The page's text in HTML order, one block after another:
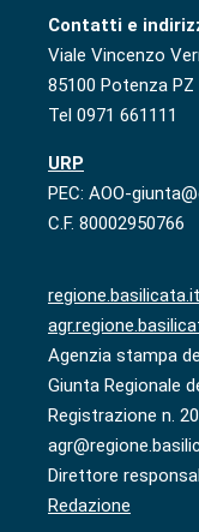
Contatti e
Viale Vincenzo
85100 Potenza PZ
Tel 0971 661111
URP
PEC: AOO-
C.F. 80002950766
regione.basilicata.it
Agenzia stampa
Giunta Regionale
Registrazione n.
Direttore
Redazione